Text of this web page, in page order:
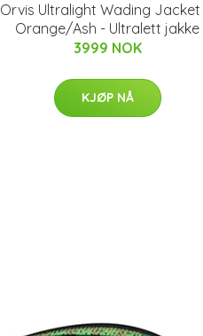
Orvis Ultralight Wading Jacket
Orange/Ash - Ultralett jakke
3999 NOK
KJØP NÅ